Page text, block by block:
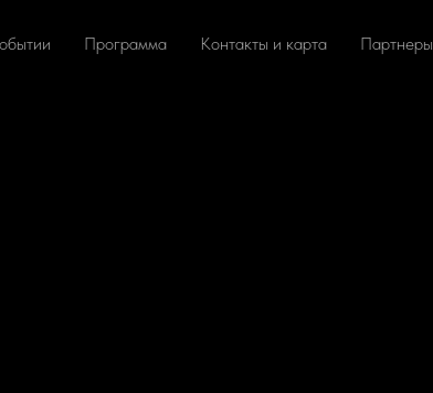
Программа Контакты и карта Партнеры